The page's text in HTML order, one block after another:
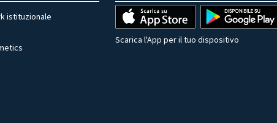
istituzionale
Scarica l'App per il tuo dispositivo